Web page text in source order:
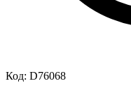
Код: D76068